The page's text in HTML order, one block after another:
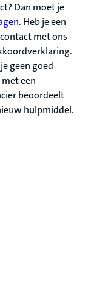
Dan moet je
. Heb je een
met ons
geen goed
een
beoordeelt
hulpmiddel.